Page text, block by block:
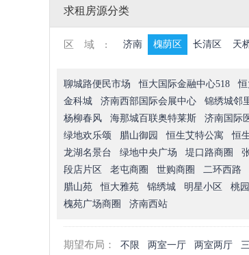
求租房源分类
区域: 济南 槐荫区 长清区 天
聊城路便民市场 恒大国际金融中心518
金科城
济南西部国际会展中心 锦绣城邻
杨柳春风
海那城百联奥特莱斯 济南国际
绿地欢乐颂
腊山御园 恒生艾特公寓 恒
龙湖名景台
绿地中央广场 堤口路商圈
段店片区
老屯商圈 世购商圈 二环西路
腊山苑
恒大雅苑 锦绣城 明星小区 桃
槐苑广场商圈
济南西站
期望布局： 不限 两室一厅 两室两厅